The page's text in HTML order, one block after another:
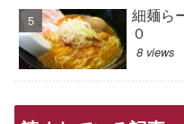
細麺ら
０
8 views